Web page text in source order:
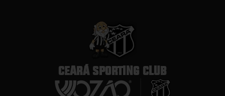
CEARÁ SPORTING CLUB